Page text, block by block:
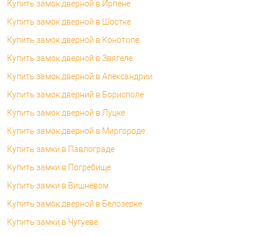
Купить замок дверной в Ирпене
Купить замок дверной в Шостке
Купить замок дверной в Конотопе
Купить замок дверной в Звягеле
Купить замок дверной в Александрии
Купить замок дверний в Борисполе
Купить замок дверной в Луцке
Купить замок дверной в Миргороде
Купить замки в Павлограде
Купить замки в Погребище
Купить замки в Вишнёвом
Купить замок дверной в Белозерке
Купить замки в Чугуеве